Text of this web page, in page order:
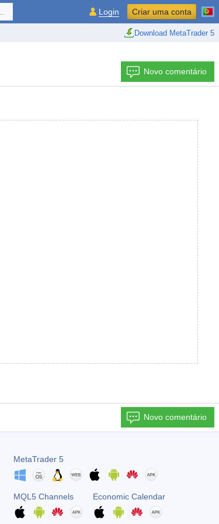
Download MetaTrader 5
Login Criar uma conta
Novo comentário
Novo comentário
MetaTrader 5
MQL5 Channels Economic Calendar